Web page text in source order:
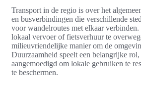
Transport in de regio is over het
en busverbindingen die verschillende
voor wandelroutes met elkaar
lokaal vervoer of fietsverhuur te
milieuvriendelijke manier om de
Duurzaamheid speelt een belangrijke
aangemoedigd om lokale gebruiken te
te beschermen.